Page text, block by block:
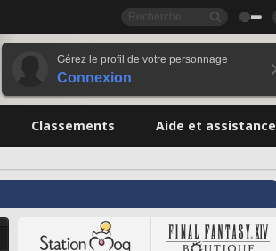
Gérez le profil de votre personnage
Connexion
Classements Aide et assistance